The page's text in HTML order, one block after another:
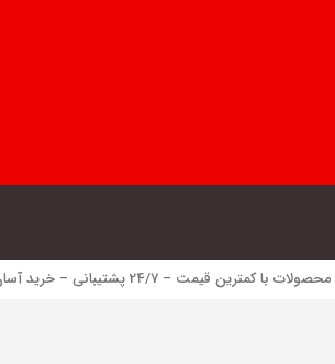
24/7 پشتیبانی – خرید آسان با پرداخت الکترونیک